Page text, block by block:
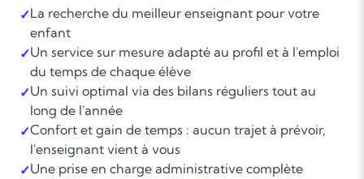
✓La recherche du meilleur enseignant pour votre
enfant
✓Un service sur mesure adapté au profil et à l'emploi
du temps de chaque élève
✓Un suivi optimal via des bilans réguliers tout au
long de l'année
✓Confort et gain de temps : aucun trajet à prévoir,
l'enseignant vient à vous
✓Une prise en charge administrative complète